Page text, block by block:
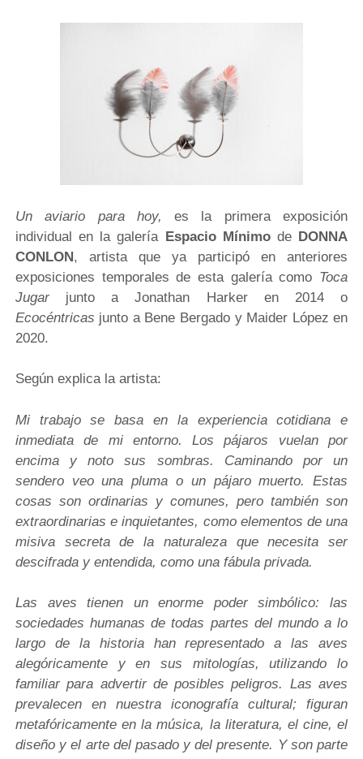
Un aviario para hoy, es la primera exposición
individual en la galería Espacio Mínimo deDONNA
CONLON, artista que ya participó en anteriores
exposiciones temporales de esta galería como Toca
Jugarjunto a Jonathan Harker en 2014 o
Ecocéntricas junto a Bene Bergado y Maider López en
2020.
Según explica la artista:
Mi trabajo se basa en la experiencia cotidiana e
inmediata de mi entorno. Los pájaros vuelan por
encima y noto sus sombras. Caminando por un
sendero veo una pluma o un pájaro muerto. Estas
cosas son ordinarias y comunes, pero también son
extraordinarias e inquietantes, como elementos de una
misiva secreta de la naturaleza que necesita ser
descifrada y entendida, como una fábula privada.
Las aves tienen un enorme poder simbólico: las
sociedades humanas de todas partes del mundo a lo
largo de la historia han representado a las aves
alegóricamente y en sus mitologías, utilizando lo
familiar para advertir de posibles peligros. Las aves
prevalecen en nuestra iconografía cultural; figuran
metafóricamente en la música, la literatura, el cine, el
diseño y el arte del pasado y del presente. Y son parte